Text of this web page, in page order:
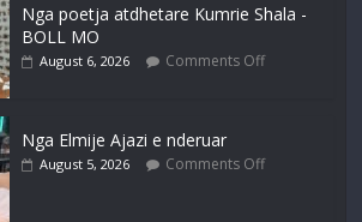
Nga poetja atdhetare Kumrie Shala -
BOLL MO
August 6, 2026 Comments Off
Nga Elmije Ajazi e nderuar
August 5, 2026 Comments Off